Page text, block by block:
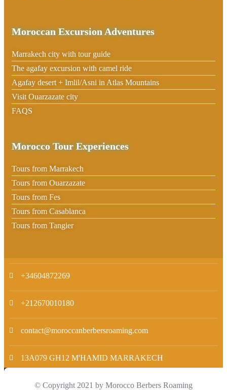
Moroccan Excursion Adventures
Marrakech city with tour guide
The agafay excursion with camel ride
Agafay desert + Imlil/Asni in Atlas Mountains
Visit Ouarzazate city
FAQS
Morocco Tour Experiences
Tours from Marrakech
Tours from Ouarzazate
Tours from Fes
Tours from Casablanca
Tours from Tangier
+34604872269
+212670010180
contact@moroccanberbersroaming.com
13A079 GH12 M'HAMID MARRAKECH
© Copyright 2021 by Morocco Berbers Roaming